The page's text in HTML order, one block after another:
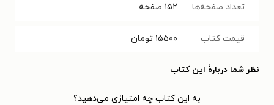
تعداد صفحه‌ها ۱۵۲ صفحه
قیمت کتاب ۱۵۵۰۰ تومان
نظر شما دربارهٔ این کتاب
به این کتاب چه امتیازی می‌دهید؟